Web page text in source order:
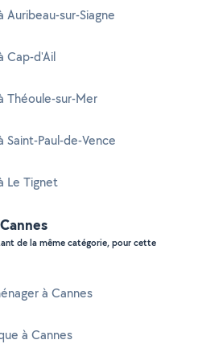
sur-Siagne
Cap-d'Ail
Théoule-sur-Mer
Paul-de-Vence
Le Tignet
de la même catégorie, pour cette
à Cannes
à Cannes